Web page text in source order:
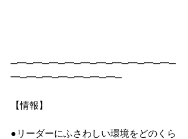
─━─━─━─━─━─━─━─━─━─━─
━─━─━─━─━─━─━─
【情報】
●リーダーにふさわしい環境をどのくら